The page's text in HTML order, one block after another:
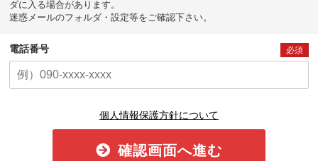
ダに入る場合があります。
迷惑メールのフォルダ・設定等をご確認下さい。
電話番号 必須
個人情報保護方針について
確認画面へ進む